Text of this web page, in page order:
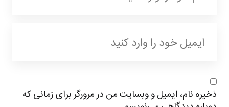
ذخیره نام، ایمیل و وبسایت من در مرورگر برای زمانی که